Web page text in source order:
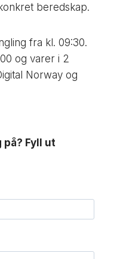
beredskap.
fra kl. 09:30.
og varer i 2
Norway og
på? Fyll ut